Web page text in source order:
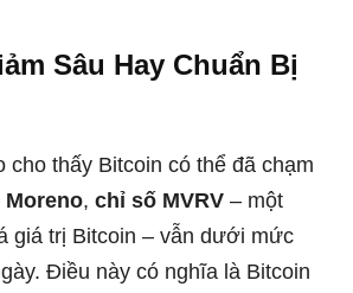
Sâu Hay Chuẩn Bị
cho thấy Bitcoin có thể đã chạm
Moreno, chỉ số MVRV – một
giá trị Bitcoin – vẫn dưới mức
Điều này có nghĩa là Bitcoin